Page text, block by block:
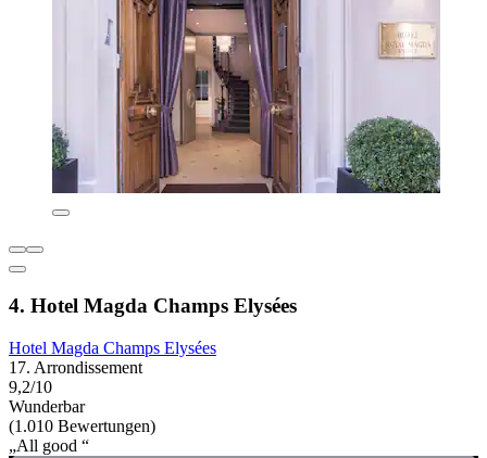
4. Hotel Magda Champs Elysées
Hotel Magda Champs Elysées
17. Arrondissement
9,2/10
Wunderbar
(1.010 Bewertungen)
„All good “